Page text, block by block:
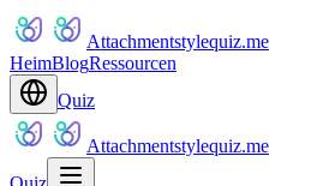
Attachmentstylequiz.me
HeimBlogRessourcen
Quiz
Attachmentstylequiz.me